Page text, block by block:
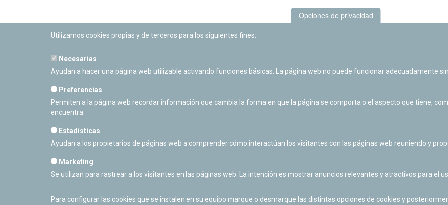
PLANETARIO DE PAMPLONA
Calle Sancho RamÃ­rez, s/n
Cerrado Temporalmente
Opciones de privacidad
Utilizamos cookies propias y de terceros para los siguientes fines:
Necesarias
Ayudan a hacer una página web utilizable activando funciones básicas. La página web no puede funcionar adecuadamente
Preferencias
Permiten a la página web recordar información que cambia la forma en que la página se comporta o el aspecto que tiene,
encuentra.
Estadísticas
Ayudan a los propietarios de páginas web a comprender cómo interactúan los visitantes con las páginas web reuniendo y
Marketing
Se utilizan para rastrear a los visitantes en las páginas web. La intención es mostrar anuncios relevantes y atractivos para el
Para configurar las cookies que se instalen en su equipo marque o desmarque las distintas opciones de cookies y